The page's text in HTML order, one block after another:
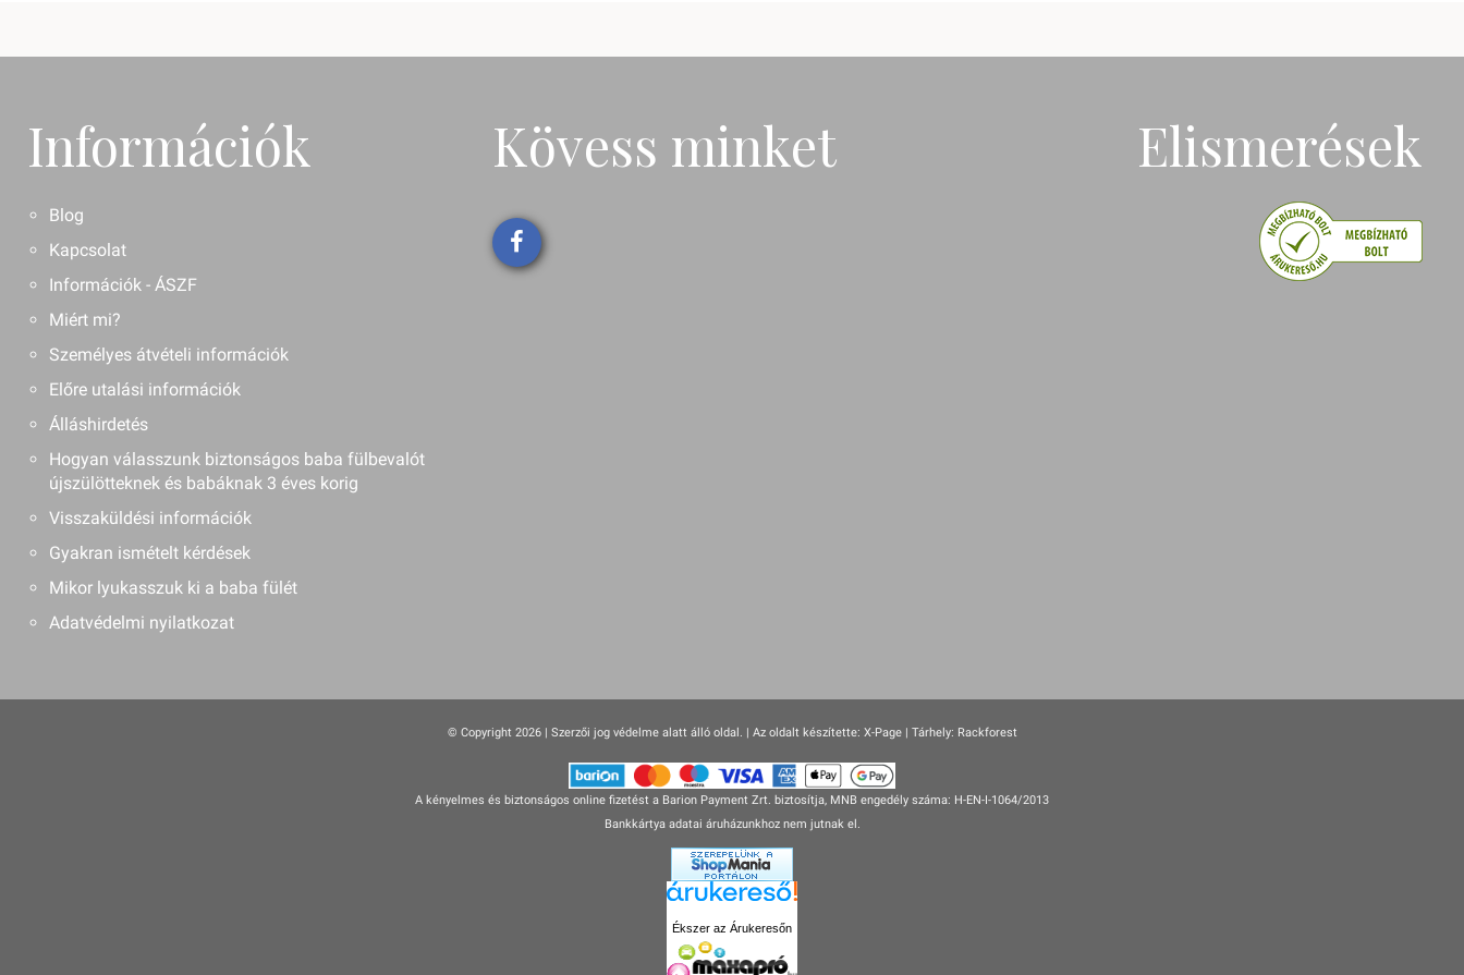
Információk
Blog
Kapcsolat
Információk - ÁSZF
Miért mi?
Személyes átvételi információk
Előre utalási információk
Álláshirdetés
Hogyan válasszunk biztonságos baba fülbevalót
újszülötteknek és babáknak 3 éves korig
Visszaküldési információk
Gyakran ismételt kérdések
Mikor lyukasszuk ki a baba fülét
Adatvédelmi nyilatkozat
Kövess minket Elismerések
© Copyright 2026 | Szerzői jog védelme alatt álló oldal. | Az oldalt készítette: X-Page| Tárhely: Rackforest
A kényelmes és biztonságos online fizetést a Barion Payment Zrt. biztosítja, MNB engedély száma: H-EN-I-1064/2013
Bankkártya adatai áruházunkhoz nem jutnak el.
Ékszer az Árukeresőn